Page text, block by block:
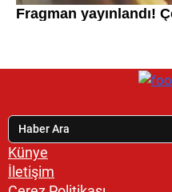
Künye
İletişim